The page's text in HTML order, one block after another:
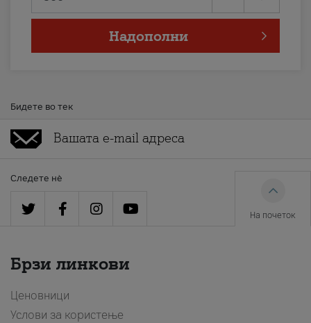
Надополни
Бидете во тек
Следете нè
На почеток
Брзи линкови
Ценовници
Услови за користење